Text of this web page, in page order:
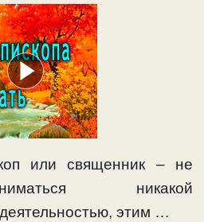
или священник – не
никакой
этим …